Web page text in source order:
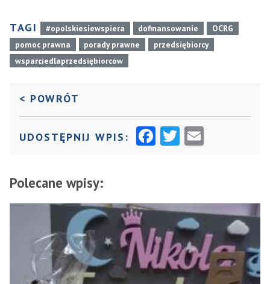
TAGI #opolskiesiewspiera dofinansowanie
OCRG
pomoc prawna
porady prawne
przedsiębiorcy
wsparciedlaprzedsiębiorców
< POWRÓT
UDOSTĘPNIJ WPIS: F
B
O
O
K
T
T
E
R
Polecane wpisy: